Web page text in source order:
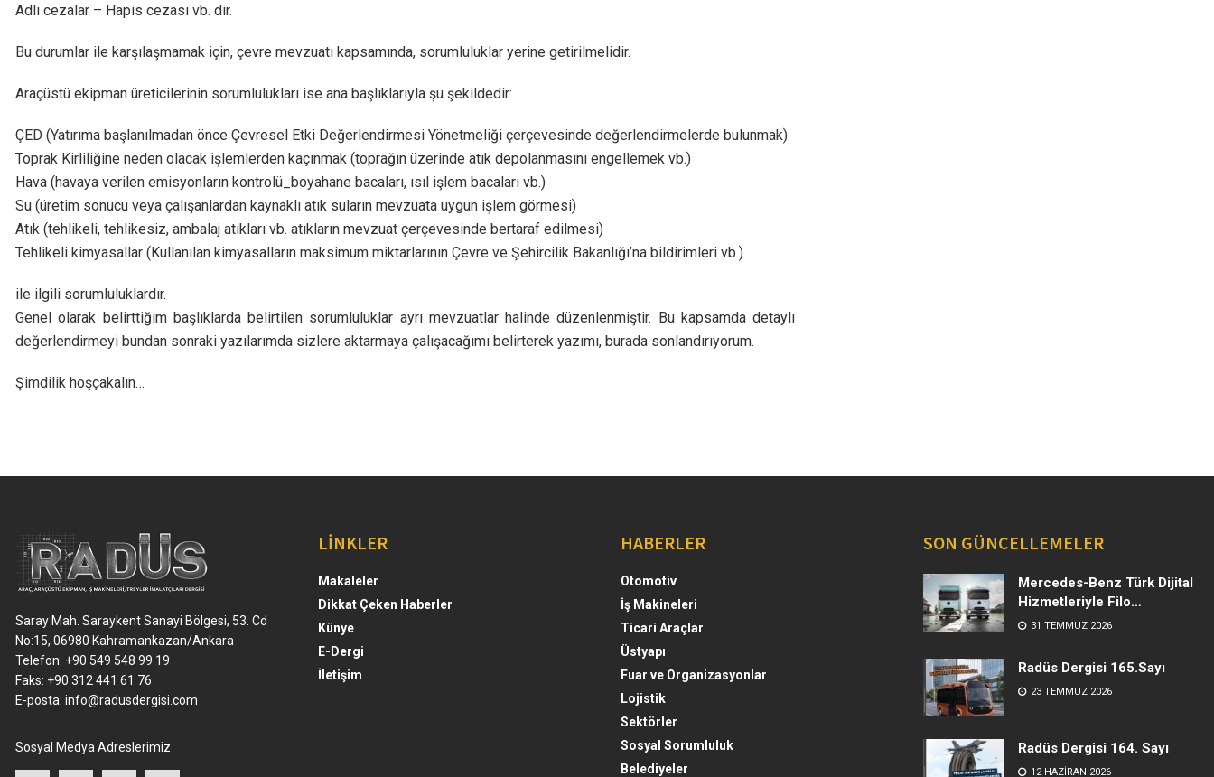
Adli cezalar – Hapis cezası vb. dir.
Bu durumlar ile karşılaşmamak için, çevre mevzuatı kapsamında, sorumluluklar yerine getirilmelidir.
Araçüstü ekipman üreticilerinin sorumlulukları ise ana başlıklarıyla şu şekildedir:
ÇED (Yatırıma başlanılmadan önce Çevresel Etki Değerlendirmesi Yönetmeliği çerçevesinde değerlendirmelerde bulunmak)
Toprak Kirliliğine neden olacak işlemlerden kaçınmak (toprağın üzerinde atık depolanmasını engellemek vb.)
Hava (havaya verilen emisyonların kontrolü_boyahane bacaları, ısıl işlem bacaları vb.)
Su (üretim sonucu veya çalışanlardan kaynaklı atık suların mevzuata uygun işlem görmesi)
Atık (tehlikeli, tehlikesiz, ambalaj atıkları vb. atıkların mevzuat çerçevesinde bertaraf edilmesi)
Tehlikeli kimyasallar (Kullanılan kimyasalların maksimum miktarlarının Çevre ve Şehircilik Bakanlığı’na bildirimleri vb.)
ile ilgili sorumluluklardır.
Genel olarak belirttiğim başlıklarda belirtilen sorumluluklar ayrı mevzuatlar halinde düzenlenmiştir. Bu kapsamda detaylı
değerlendirmeyi bundan sonraki yazılarımda sizlere aktarmaya çalışacağımı belirterek yazımı, burada sonlandırıyorum.
Şimdilik hoşçakalın…
Saray Mah. Saraykent Sanayi Bölgesi, 53. Cd
No:15, 06980 Kahramankazan/Ankara
Telefon: +90 549 548 99 19
Faks: +90 312 441 61 76
E-posta: info@radusdergisi.com
Sosyal Medya Adreslerimiz
LİNKLER
Makaleler
Dikkat Çeken Haberler
Künye
E-Dergi
İletişim
HABERLER
Otomotiv
İş Makineleri
Ticari Araçlar
Üstyapı
Fuar ve Organizasyonlar
Lojistik
Sektörler
Sosyal Sorumluluk
Belediyeler
SON GÜNCELLEMELER
Mercedes-Benz Türk Dijital
Hizmetleriyle Filo
Yönetiminde Yeni Dönem
31 TEMMUZ 2026
Radüs Dergisi 165.Sayı
23 TEMMUZ 2026
Radüs Dergisi 164. Sayı
12 HAZIRAN 2026